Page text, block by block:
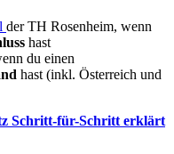
der TH Rosenheim, wenn
hast
du einen
hast (inkl. Österreich und
Schritt-für-Schritt erklärt